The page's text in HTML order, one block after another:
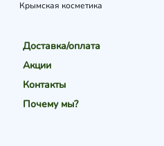
Крымская косметика
Доставка/оплата
Акции
Контакты
Почему мы?